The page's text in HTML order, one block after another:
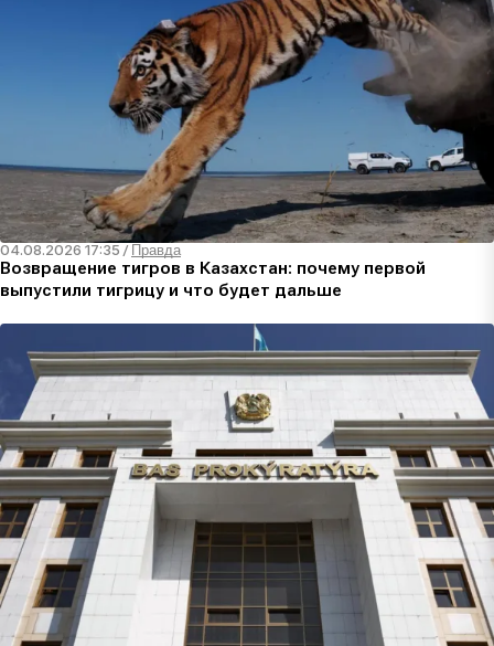
04.08.2026 17:35 / Правда
Возвращение тигров в Казахстан: почему первой
выпустили тигрицу и что будет дальше